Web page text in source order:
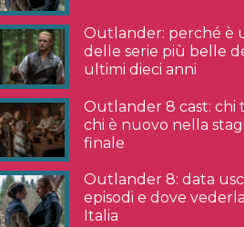
Outlander: perché è
delle serie più belle
ultimi dieci anni
Outlander 8 cast: chi
chi è nuovo nella
finale
Outlander 8: data
episodi e dove
Italia